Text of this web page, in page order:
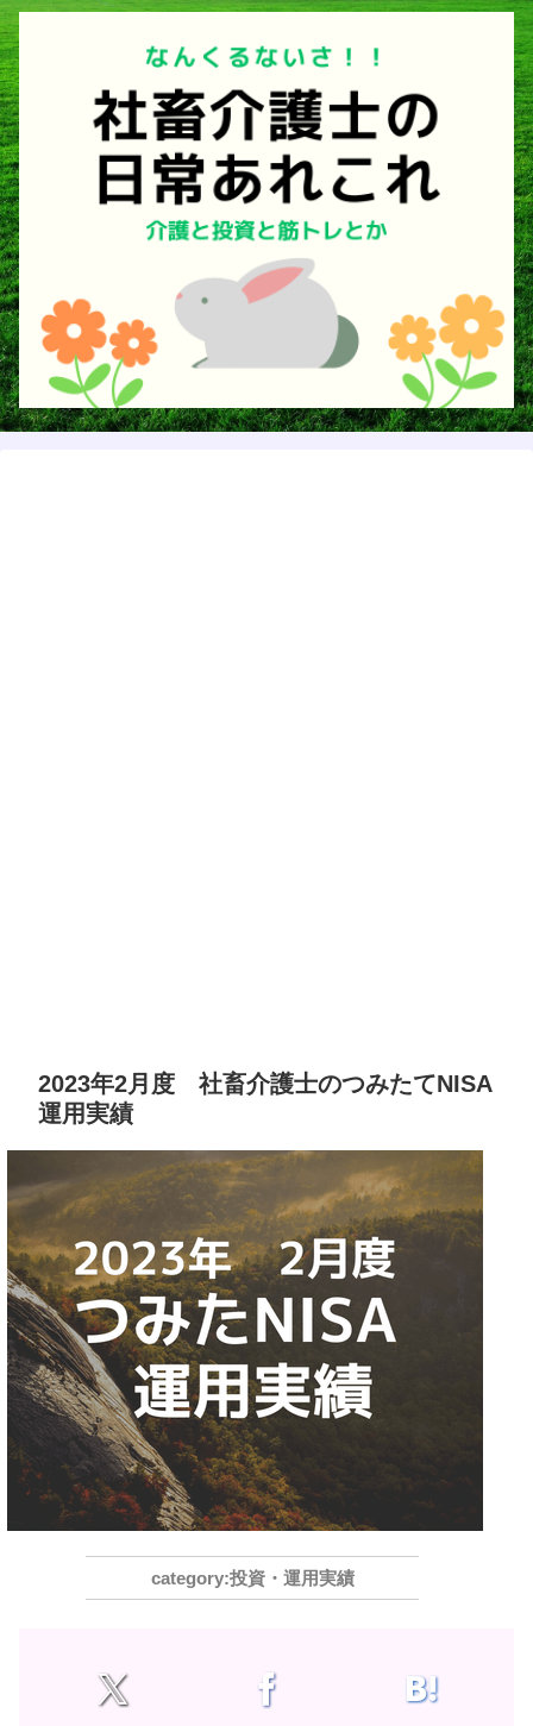
2023年2月度 社畜介護士のつみたてNISA
運用実績
投資・運用実績